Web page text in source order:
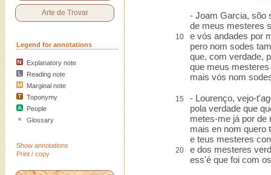
Arte de Trovar
Legend for annotations
Explanatory note
Reading note
Marginal note
Toponymy
People
Glossary
Show annotations
Print / copy
- Joam Garcia, sõo
de meus mesteres
10
e vós andades por
pero nom sodes
que, com verdade,
que meus
mais vós nom
15
- Lourenço, vejo-
pola verdade que
metes-me já por de
mais en nom quero
e teus mesteres
20
e dos mesteres
ess'é que foi com